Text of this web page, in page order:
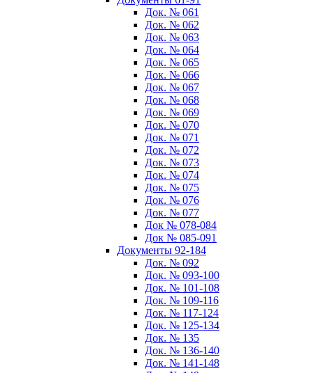
Док. № 061
Док. № 062
Док. № 063
Док. № 064
Док. № 065
Док. № 066
Док. № 067
Док. № 068
Док. № 069
Док. № 070
Док. № 071
Док. № 072
Док. № 073
Док. № 074
Док. № 075
Док. № 076
Док. № 077
Док № 078-084
Док № 085-091
Документы 92-184
Док. № 092
Док. № 093-100
Док. № 101-108
Док. № 109-116
Док. № 117-124
Док. № 125-134
Док. № 135
Док. № 136-140
Док. № 141-148